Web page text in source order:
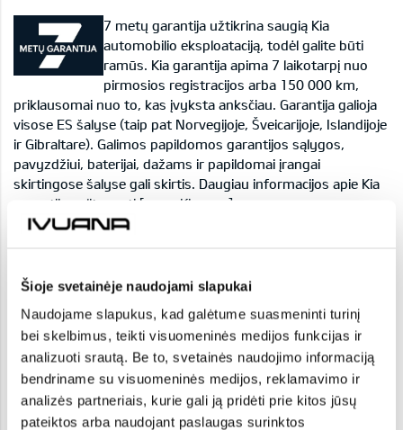
Šioje svetainėje naudojami slapukai
Naudojame slapukus, kad galėtume suasmeninti turinį
bei skelbimus, teikti visuomeninės medijos funkcijas ir
analizuoti srautą. Be to, svetainės naudojimo informaciją
bendriname su visuomeninės medijos, reklamavimo ir
analizės partneriais, kurie gali ją pridėti prie kitos jūsų
pateiktos arba naudojant paslaugas surinktos
7 metų garantija užtikrina saugią Kia
automobilio eksploataciją, todėl galite būti
ramūs. Kia garantija apima 7 laikotarpį nuo
pirmosios registracijos arba 150 000 km,
priklausomai nuo to, kas įvyksta anksčiau. Garantija galioja
visose ES šalyse (taip pat Norvegijoje, Šveicarijoje, Islandijoje
ir Gibraltare). Galimos papildomos garantijos sąlygos,
pavyzdžiui, baterijai, dažams ir papildomai įrangai
skirtingose šalyse gali skirtis. Daugiau informacijos apie Kia
garantiją galite rasti [www.Kia.com].
KAINOS
1,0 T-GDI, 115AG
LX Plus
Mechaninė
6,0-6,4